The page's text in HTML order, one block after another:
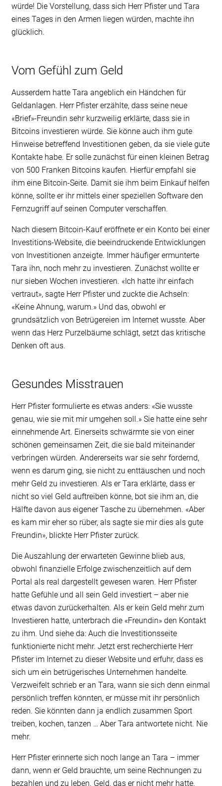
würde! Die Vorstellung, dass sich Herr Pfister und Tara
eines Tages in den Armen liegen würden, machte ihn
glücklich.
Vom Gefühl zum Geld
Ausserdem hatte Tara angeblich ein Händchen für
Geldanlagen. Herr Pfister erzählte, dass seine neue
«Brief»-Freundin sehr kurzweilig erklärte, dass sie in
Bitcoins investieren würde. Sie könne auch ihm gute
Hinweise betreffend Investitionen geben, da sie viele gute
Kontakte habe. Er solle zunächst für einen kleinen Betrag
von 500 Franken Bitcoins kaufen. Hierfür empfahl sie
ihm eine Bitcoin-Seite. Damit sie ihm beim Einkauf helfen
könne, sollte er ihr mittels einer speziellen Software den
Fernzugriff auf seinen Computer verschaffen.
Nach diesem Bitcoin-Kauf eröffnete er ein Konto bei einer
Investitions-Website, die beeindruckende Entwicklungen
von Investitionen anzeigte. Immer häufiger ermunterte
Tara ihn, noch mehr zu investieren. Zunächst wollte er
nur sieben Wochen investieren. «Ich hatte ihr einfach
vertraut», sagte Herr Pfister und zuckte die Achseln:
«Keine Ahnung, warum.» Und das, obwohl er
grundsätzlich von Betrügereien im Internet wusste. Aber
wenn das Herz Purzelbäume schlägt, setzt das kritische
Denken oft aus.
Gesundes Misstrauen
Herr Pfister formulierte es etwas anders: «Sie wusste
genau, wie sie mit mir umgehen soll.» Sie hatte eine sehr
einnehmende Art. Einerseits schwärmte sie von einer
schönen gemeinsamen Zeit, die sie bald miteinander
verbringen würden. Andererseits war sie sehr fordernd,
wenn es darum ging, sie nicht zu enttäuschen und noch
mehr Geld zu investieren. Als er Tara erklärte, dass er
nicht so viel Geld auftreiben könne, bot sie ihm an, die
Hälfte davon aus eigener Tasche zu übernehmen. «Aber
es kam mir eher so rüber, als sagte sie mir dies als gute
Freundin», blickte Herr Pfister zurück.
Die Auszahlung der erwarteten Gewinne blieb aus,
obwohl finanzielle Erfolge zwischenzeitlich auf dem
Portal als real dargestellt gewesen waren. Herr Pfister
hatte Gefühle und all sein Geld investiert – aber nie
etwas davon zurückerhalten. Als er kein Geld mehr zum
Investieren hatte, unterbrach die «Freundin» den Kontakt
zu ihm. Und siehe da: Auch die Investitionsseite
funktionierte nicht mehr. Jetzt erst recherchierte Herr
Pfister im Internet zu dieser Website und erfuhr, dass es
sich um ein betrügerisches Unternehmen handelte.
Verzweifelt schrieb er an Tara, wann sie sich denn einmal
persönlich treffen könnten, er müsse mit ihr persönlich
reden. Sie könnten dann ja endlich zusammen Sport
treiben, kochen, tanzen … Aber Tara antwortete nicht. Nie
mehr.
Herr Pfister erinnerte sich noch lange an Tara – immer
dann, wenn er Geld brauchte, um seine Rechnungen zu
bezahlen und zu leben. Geld, das er nicht mehr hatte.